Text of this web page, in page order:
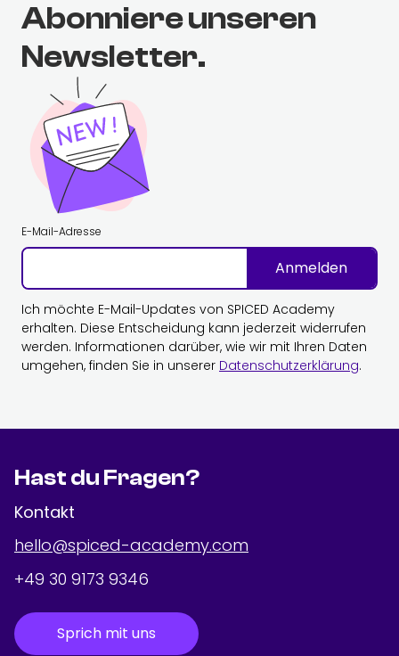
Abonniere unseren
Newsletter.
E-Mail-Adresse
Anmelden
Ich möchte E-Mail-Updates von SPICED Academy
erhalten. Diese Entscheidung kann jederzeit widerrufen
werden. Informationen darüber, wie wir mit Ihren Daten
umgehen, finden Sie in unserer Datenschutzerklärung.
Hast du Fragen?
Kontakt
hello@spiced-academy.com
+49 30 9173 9346
Sprich mit uns